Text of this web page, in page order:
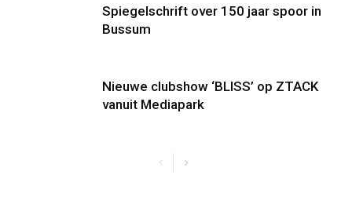
Spiegelschrift over 150 jaar spoor in
Bussum
Nieuwe clubshow ‘BLISS’ op ZTACK
vanuit Mediapark